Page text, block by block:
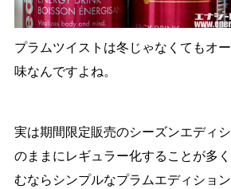
プラムツイストは冬じゃなくてもオ
味なんですよね。
実は期間限定販売のシーズンエディ
のままにレギュラー化することが多
むならシンプルなプラムエディショ